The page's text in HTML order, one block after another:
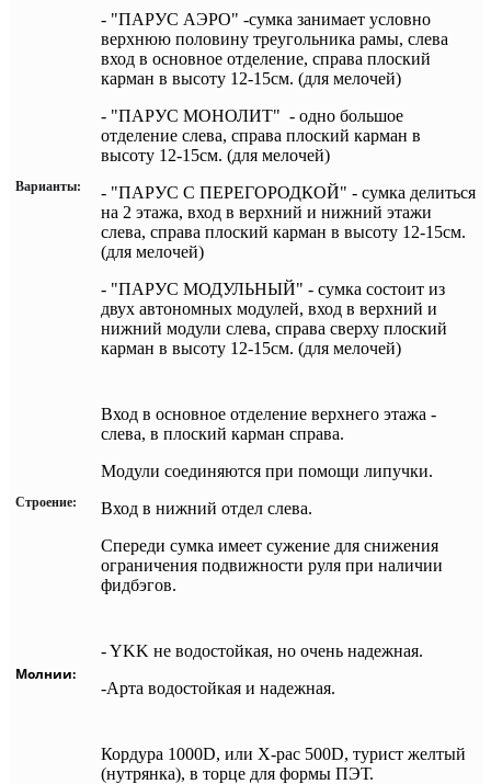
Варианты:
- "ПАРУС АЭРО" -сумка занимает условно
верхнюю половину треугольника рамы, слева
вход в основное отделение, справа плоский
карман в высоту 12-15см. (для мелочей)
- "ПАРУС МОНОЛИТ" - одно большое
отделение слева, справа плоский карман в
высоту 12-15см. (для мелочей)
- "ПАРУС С ПЕРЕГОРОДКОЙ" - сумка делиться
на 2 этажа, вход в верхний и нижний этажи
слева, справа плоский карман в высоту 12-15см.
(для мелочей)
- "ПАРУС МОДУЛЬНЫЙ" - сумка состоит из
двух автономных модулей, вход в верхний и
нижний модули слева, справа сверху плоский
карман в высоту 12-15см. (для мелочей)
Строение:
Вход в основное отделение верхнего этажа -
слева, в плоский карман справа.
Модули соединяются при помощи липучки.
Вход в нижний отдел слева.
Спереди сумка имеет сужение для снижения
ограничения подвижности руля при наличии
фидбэгов.
Молнии:
- YKK не водостойкая, но очень надежная.
-Арта водостойкая и надежная.
Кордура 1000D, или X-pac 500D, турист желтый
(нутрянка), в торце для формы ПЭТ.